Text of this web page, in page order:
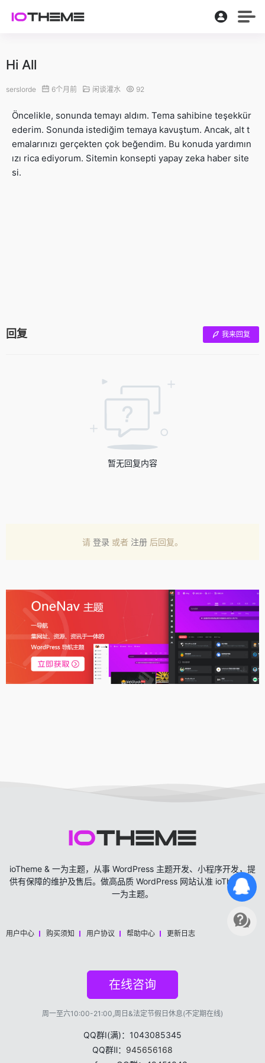
Hi All
serslorde 6个月前 闲谈灌水 92
Öncelikle, sonunda temayı aldım. Tema sahibine teşekkür
ederim. Sonunda istediğim temaya kavuştum. Ancak, alt t
emalarınızı gerçekten çok beğendim. Bu konuda yardımın
ızı rica ediyorum. Sitemin konsepti yapay zeka haber site
si.
回复 我来回复
暂无回复内容
请 登录 或者 注册 后回复。
ioTheme & 一为主题，从事 WordPress 主题开发、小程序开发，提
供有保障的维护及售后。做高品质 WordPress 网站认准 ioTheme &
一为主题。
用户中心 购买须知 用户协议 帮助中心 更新日志
在线咨询
周一至六10:00-21:00,周日&法定节假日休息(不定期在线)
QQ群Ⅰ(满)：1043085345
QQ群Ⅱ： 945656168